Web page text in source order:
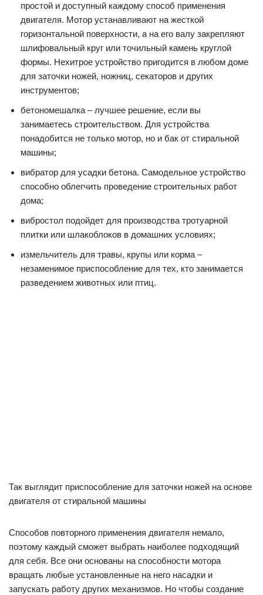
простой и доступный каждому способ применения
двигателя. Мотор устанавливают на жесткой
горизонтальной поверхности, а на его валу закрепляют
шлифовальный круг или точильный камень круглой
формы. Нехитрое устройство пригодится в любом доме
для заточки ножей, ножниц, секаторов и других
инструментов;
бетономешалка – лучшее решение, если вы
занимаетесь строительством. Для устройства
понадобится не только мотор, но и бак от стиральной
машины;
вибратор для усадки бетона. Самодельное устройство
способно облегчить проведение строительных работ
дома;
вибростол подойдет для производства тротуарной
плитки или шлакоблоков в домашних условиях;
измельчитель для травы, крупы или корма –
незаменимое приспособление для тех, кто занимается
разведением животных или птиц.
Так выглядит приспособление для заточки ножей на основе
двигателя от стиральной машины
Способов повторного применения двигателя немало,
поэтому каждый сможет выбрать наиболее подходящий
для себя. Все они основаны на способности мотора
вращать любые установленные на него насадки и
запускать работу других механизмов. Но чтобы создание